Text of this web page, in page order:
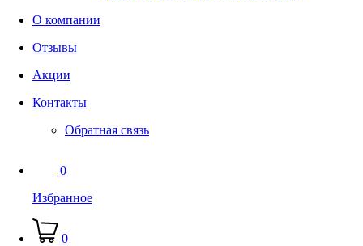
О компании
Отзывы
Акции
Контакты
Обратная связь
0
Избранное
0